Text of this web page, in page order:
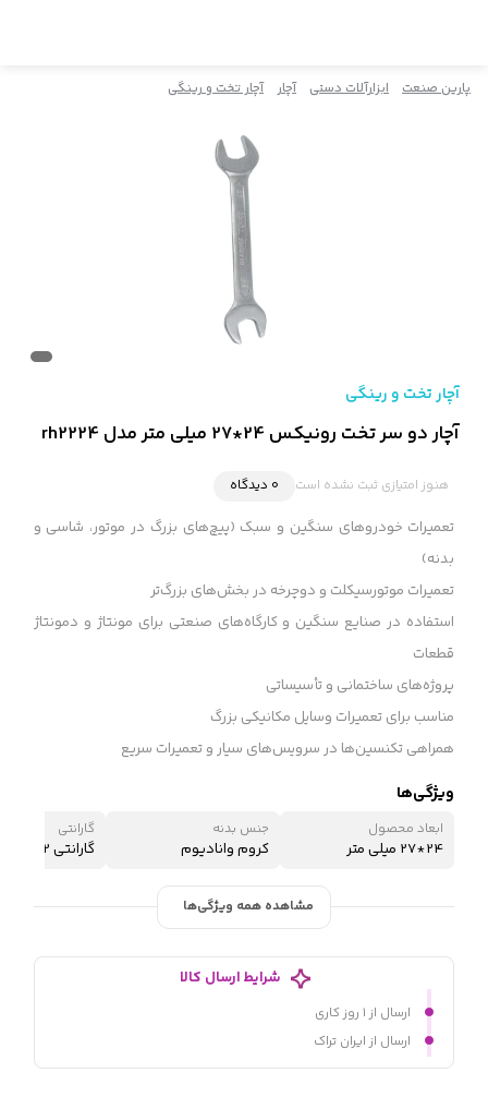
پارین صنعت ابزارآلات دستی آچار آچار تخت و رینگی
آچار تخت و رینگی
آچار دو سر تخت رونیکس 24*27 میلی متر مدل rh2224
هنوز امتیازی ثبت نشده است 0 دیدگاه
تعمیرات خودروهای سنگین و سبک (پیچ‌های بزرگ در موتور، شاسی و
بدنه)
تعمیرات موتورسیکلت و دوچرخه در بخش‌های بزرگ‌تر
استفاده در صنایع سنگین و کارگاه‌های صنعتی برای مونتاژ و دمونتاژ
قطعات
پروژه‌های ساختمانی و تأسیساتی
مناسب برای تعمیرات وسایل مکانیکی بزرگ
همراهی تکنسین‌ها در سرویس‌های سیار و تعمیرات سریع
ویژگی‌ها
ابعاد محصول
24*27 میلی متر
جنس بدنه
کروم وانادیوم
گارانتی
گارانتی 12 ماه شرکتی
مشاهده همه ویژگی‌ها
شرایط ارسال کالا
ارسال از ۱ روز کاری
ارسال از ایران تراک